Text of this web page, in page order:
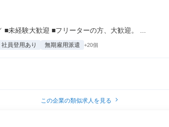
■未経験大歓迎 ■フリーターの方、大歓迎。 ...
社員登用あり 無期雇用派遣 +20個
この企業の類似求人を見る